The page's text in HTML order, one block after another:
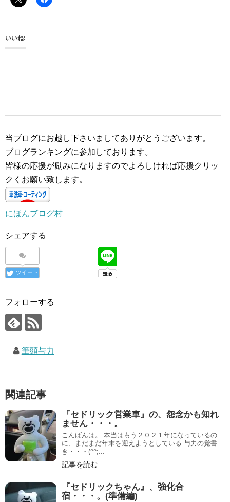
いいね:
当ブログにお越し下さいましてありがとうございます。
ブログランキングに参加しております。
皆様の応援が励みになりますのでよろしければ応援クリッ
クくお願い致します。
にほんブログ村
シェアする
ツイート
フォローする
筆頭与力
関連記事
『セドリック営業車』の、怨念かも知れ
ません・・・。
こんばんは。 本当はもう２０２１年になっているの
に、まだまだ年末を迎えようとしている 与力の覚書
き・・・(^^;...
記事を読む
『セドリックちゃん』、強化合
宿・・・。(準備編)